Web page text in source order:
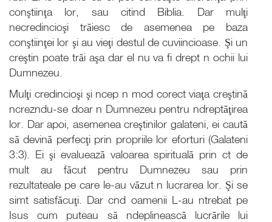
conştiinţa lor, sau citind Biblia. Dar mulţi
necredincioşi trăiesc de asemenea pe baza
conştiinţei lor şi au vieţi destul de cuviincioase. Şi un
creştin poate trăi aşa dar el nu va fi drept n ochii lui
Dumnezeu.
Mulţi credincioşi şi ncep n mod corect viaţa creştină
ncrezndu-se doar n Dumnezeu pentru ndreptăţirea
lor. Dar apoi, asemenea creştinilor galateni, ei caută
să devină perfecţi prin propriile lor eforturi (Galateni
3:3). Ei şi evaluează valoarea spirituală prin ct de
mult au făcut pentru Dumnezeu sau prin
rezultateale pe care le-au văzut n lucrarea lor. Şi se
simt satisfăcuţi. Dar cnd oamenii L-au ntrebat pe
Isus cum puteau să ndeplinească lucrările lui